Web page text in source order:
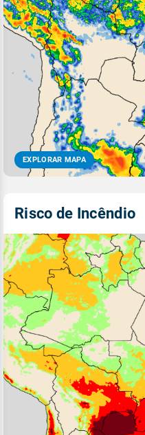
EXPLORAR MAPA
Risco de Incêndio